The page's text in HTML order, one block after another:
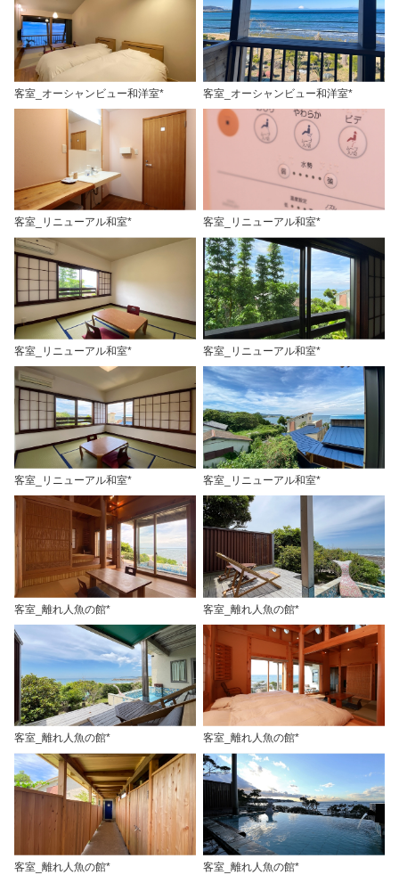
客室_オーシャンビュー和洋室* 客室_オーシャンビュー和洋室*
客室_リニューアル和室* 客室_リニューアル和室*
客室_リニューアル和室* 客室_リニューアル和室*
客室_リニューアル和室* 客室_リニューアル和室*
客室_離れ人魚の館* 客室_離れ人魚の館*
客室_離れ人魚の館* 客室_離れ人魚の館*
客室_離れ人魚の館* 客室_離れ人魚の館*